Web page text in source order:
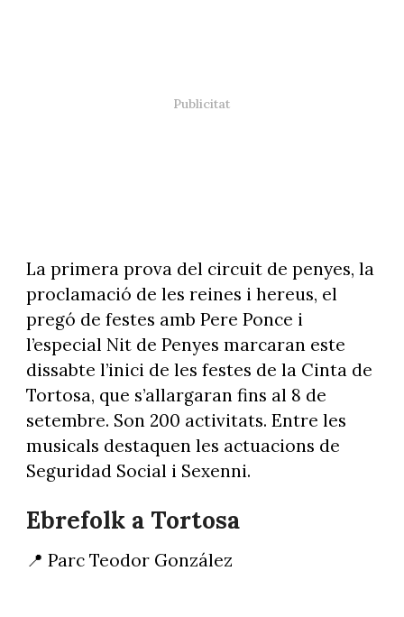
La primera prova del circuit de penyes, la
proclamació de les reines i hereus, el
pregó de festes amb Pere Ponce i
l’especial Nit de Penyes marcaran este
dissabte l’inici de les festes de la Cinta de
Tortosa, que s’allargaran fins al 8 de
setembre. Son 200 activitats. Entre les
musicals destaquen les actuacions de
Seguridad Social i Sexenni.
Ebrefolk a Tortosa
📍 Parc Teodor González